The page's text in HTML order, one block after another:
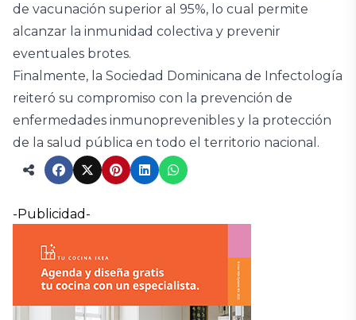
de vacunación superior al 95%, lo cual permite
alcanzar la inmunidad colectiva y prevenir
eventuales brotes.
Finalmente, la Sociedad Dominicana de Infectología
reiteró su compromiso con la prevención de
enfermedades inmunoprevenibles y la protección
de la salud pública en todo el territorio nacional.
-Publicidad-